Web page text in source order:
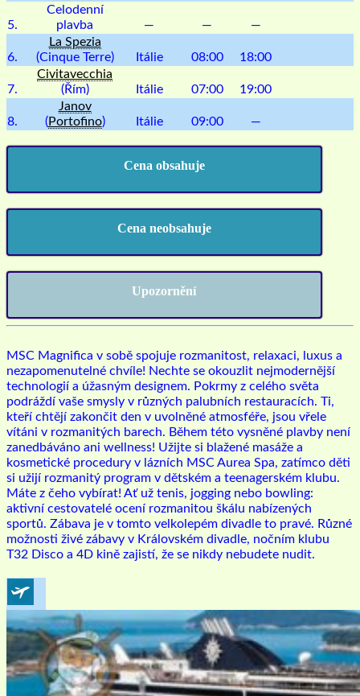
5.
Celodenní
plavba
— — —
6.
La Spezia
(Cinque Terre)
Itálie 08:00 18:00
7.
Civitavecchia
(Řím)
Itálie 07:00 19:00
8.
Janov
(Portofino) Itálie 09:00 —
Cena obsahuje
Cena neobsahuje
Upozornění
MSC Magnifica v sobě spojuje rozmanitost, relaxaci, luxus a
nezapomenutelné chvíle! Nechte se okouzlit nejmodernější
technologií a úžasným designem. Pokrmy z celého světa
podráždí vaše smysly v různých palubních restauracích. Ti,
kteří chtějí zakončit den v uvolněné atmosféře, jsou vřele
vítáni v rozmanitých barech. Během této vysněné plavby není
zanedbáváno ani wellness! Užijte si blažené masáže a
kosmetické procedury v lázních MSC Aurea Spa, zatímco děti
si užijí rozmanitý program v dětském a teenagerském klubu.
Máte z čeho vybírat! Ať už tenis, jogging nebo bowling:
aktivní cestovatelé ocení rozmanitou škálu nabízených
sportů. Zábava je v tomto velkolepém divadle to pravé. Různé
možnosti živé zábavy v Královském divadle, nočním klubu
T32 Disco a 4D kině zajistí, že se nikdy nebudete nudit.